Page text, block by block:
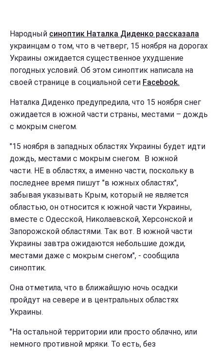
Народный синоптик Наталка Диденко рассказала
украинцам о том, что в четверг, 15 ноября на дорогах
Украины ожидается существенное ухудшение
погодных условий. Об этом синоптик написала на
своей странице в социальной сети Facebook.
Наталка Диденко предупредила, что 15 ноября снег
ожидается в южной части страны, местами – дождь
с мокрым снегом.
"15 ноября в западных областях Украины будет идти
дождь, местами с мокрым снегом. В южной
части. НЕ в областях, а именно части, поскольку в
последнее время пишут "в южных областях",
забывая указывать Крым, который не является
областью, он относится к южной части Украины,
вместе с Одесской, Николаевской, Херсонской и
Запорожской областями. Так вот. В южной части
Украины завтра ожидаются небольшие дожди,
местами даже с мокрым снегом", - сообщила
синоптик.
Она отметила, что в ближайшую ночь осадки
пройдут на севере и в центральных областях
Украины.
"На остальной территории или просто облачно, или
немного противной мряки. То есть, без